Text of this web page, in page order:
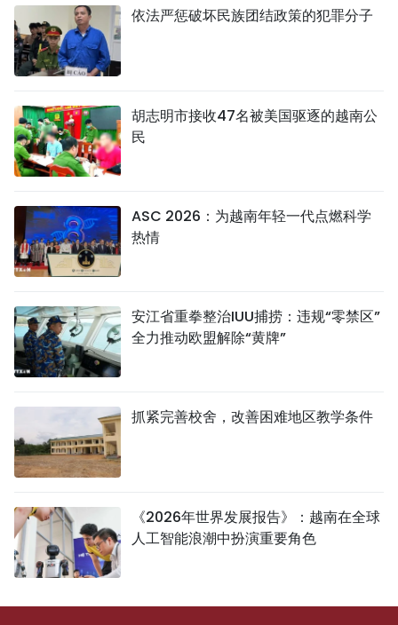
依法严惩破坏民族团结政策的犯罪分子
胡志明市接收47名被美国驱逐的越南公
民
ASC 2026：为越南年轻一代点燃科学
热情
安江省重拳整治IUU捕捞：违规“零禁区”
全力推动欧盟解除“黄牌”
抓紧完善校舍，改善困难地区教学条件
《2026年世界发展报告》：越南在全球
人工智能浪潮中扮演重要角色